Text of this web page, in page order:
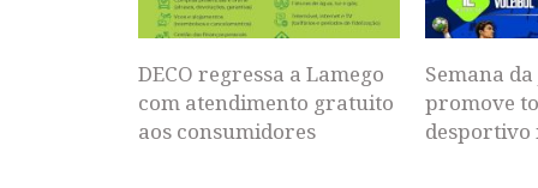
DECO regressa a Lamego
com atendimento gratuito
aos consumidores
Semana
promove